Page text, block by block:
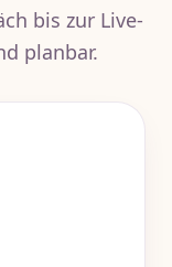
bis zur Live-
planbar.